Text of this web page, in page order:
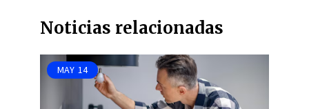
Noticias relacionadas
MAY 14